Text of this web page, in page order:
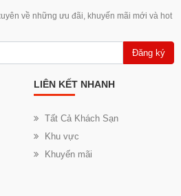
về những ưu đãi, khuyến mãi mới và hot
Đăng ký
LIÊN KẾT NHANH
Tất Cả Khách Sạn
Khu vực
Khuyến mãi